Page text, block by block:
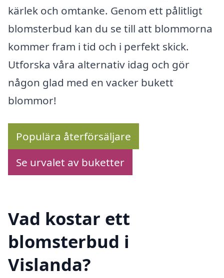
kärlek och omtanke. Genom ett pålitligt
blomsterbud kan du se till att blommorna
kommer fram i tid och i perfekt skick.
Utforska våra alternativ idag och gör
någon glad med en vacker bukett
blommor!
Populära återförsäljare
Se urvalet av buketter
Vad kostar ett
blomsterbud i
Vislanda?